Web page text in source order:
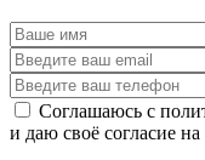
Соглашаюсь с
и даю своё согласие на